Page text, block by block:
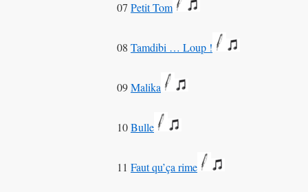
07 Petit Tom
08 Tamdibi … Loup !
09Malika
10Bulle
11 Faut qu’ça rime